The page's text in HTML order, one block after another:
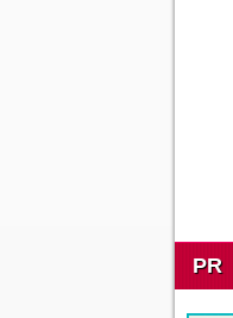
PR